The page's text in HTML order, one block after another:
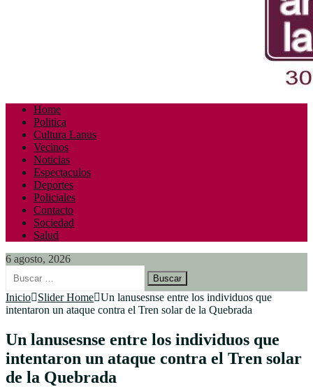
Home
Politica
Cultura Lanus
Vecinos
Noticias
Espectaculos
Deportes
Policiales
Contacto
Sociedad
Salud
6 agosto, 2026
Inicio Slider Home Un lanusesnse entre los individuos que
intentaron un ataque contra el Tren solar de la Quebrada
Un lanusesnse entre los individuos que
intentaron un ataque contra el Tren solar
de la Quebrada